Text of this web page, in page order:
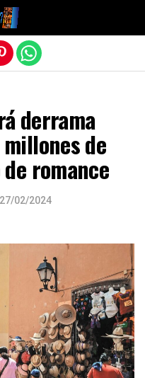
derrama
de
romance
27/02/2024
móvil